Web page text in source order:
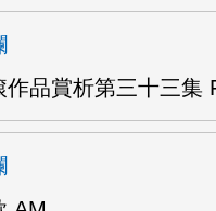
作品賞析第三十三集